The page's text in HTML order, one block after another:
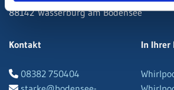
88142 Wasserburg am Bodensee
Kontakt
 08382 750404

In Ihrer